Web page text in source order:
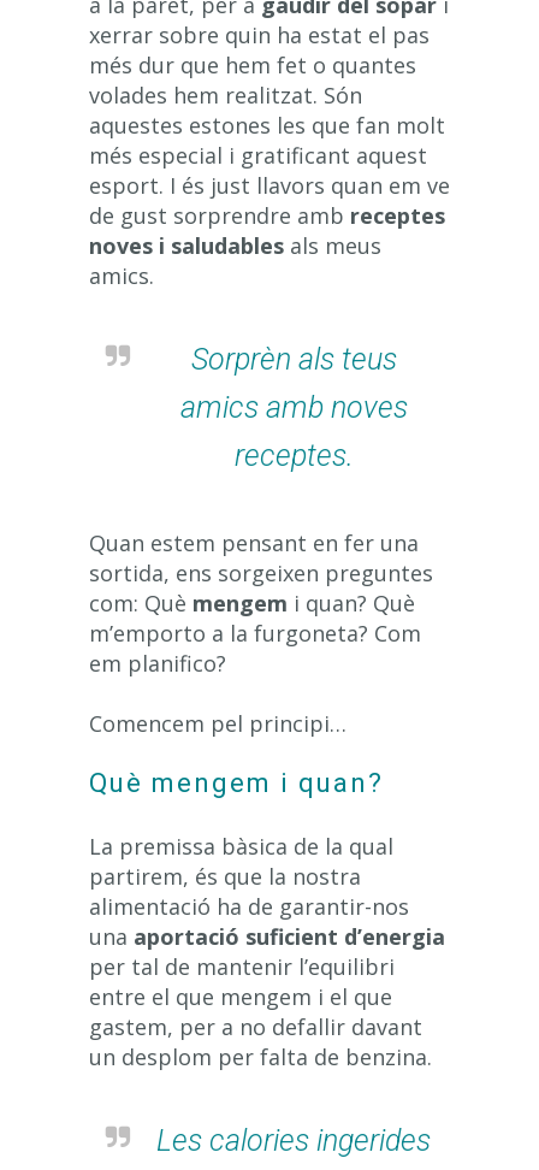
xerrar sobre quin ha estat el pas
més dur que hem fet o quantes
volades hem realitzat. Són
aquestes estones les que fan molt
més especial i gratificant aquest
esport. I és just llavors quan em ve
de gust sorprendre amb receptes
noves i saludables als meus
amics.
Sorprèn als teus
amics amb noves
receptes.
Quan estem pensant en fer una
sortida, ens sorgeixen preguntes
com: Què mengem i quan? Què
m’emporto a la furgoneta? Com
em planifico?
Comencem pel principi…
Què mengem i quan?
La premissa bàsica de la qual
partirem, és que la nostra
alimentació ha de garantir-nos
una aportació suficient d’energia
per tal de mantenir l’equilibri
entre el que mengem i el que
gastem, per a no defallir davant
un desplom per falta de benzina.
Les calories ingerides